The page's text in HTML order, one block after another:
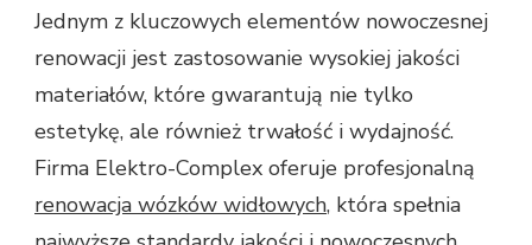
Jednym z kluczowych elementów nowoczesnej
renowacji jest zastosowanie wysokiej jakości
materiałów, które gwarantują nie tylko
estetykę, ale również trwałość i wydajność.
Firma Elektro-Complex oferuje profesjonalną
renowacja wózków widłowych, która spełnia